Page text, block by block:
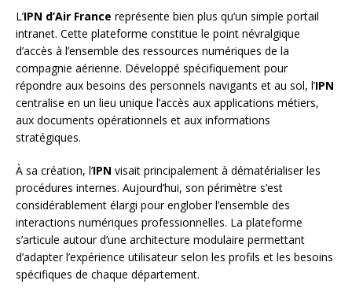
L’IPN d’Air France représente bien plus qu’un simple portail
intranet. Cette plateforme constitue le point névralgique
d’accès à l’ensemble des ressources numériques de la
compagnie aérienne. Développé spécifiquement pour
répondre aux besoins des personnels navigants et au sol, l’IPN
centralise en un lieu unique l’accès aux applications métiers,
aux documents opérationnels et aux informations
stratégiques.
À sa création, l’IPN visait principalement à dématérialiser les
procédures internes. Aujourd’hui, son périmètre s’est
considérablement élargi pour englober l’ensemble des
interactions numériques professionnelles. La plateforme
s’articule autour d’une architecture modulaire permettant
d’adapter l’expérience utilisateur selon les profils et les besoins
spécifiques de chaque département.